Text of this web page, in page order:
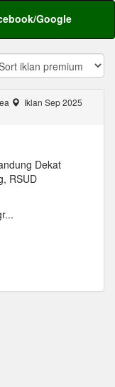
Google
Iklan Sep 2025
Dekat
RSUD